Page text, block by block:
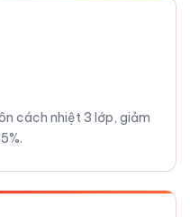
cách nhiệt 3 lớp, giảm